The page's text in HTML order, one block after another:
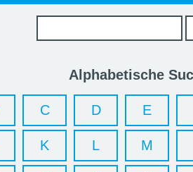
Alphabetische
C D E
K L M